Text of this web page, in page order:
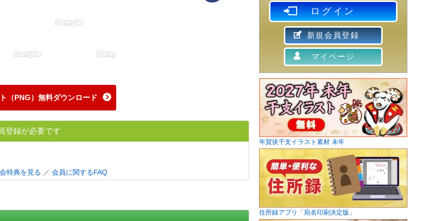
（PNG）無料ダウンロード
登録が必要です
特典を見る ／ 会員に関するFAQ
ログイン
新規会員登録
マイページ
年賀状干支イラスト素材 未年
住所録アプリ「宛名印刷決定版」